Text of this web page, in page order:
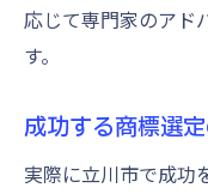
応じて専門家のアド
す。
成功する商標選
実際に立川市で成功